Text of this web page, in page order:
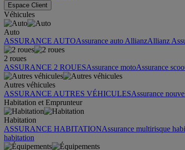
Espace Client
Véhicules
Auto
ASSURANCE AUTOAssurance auto AllianzAllianz
2 roues
ASSURANCE 2 ROUESAssurance motoAssurance
Autres véhicules
ASSURANCE AUTRES VÉHICULESAssurance
Habitation et Emprunteur
Habitation
ASSURANCE HABITATIONAssurance multirisque
habitation